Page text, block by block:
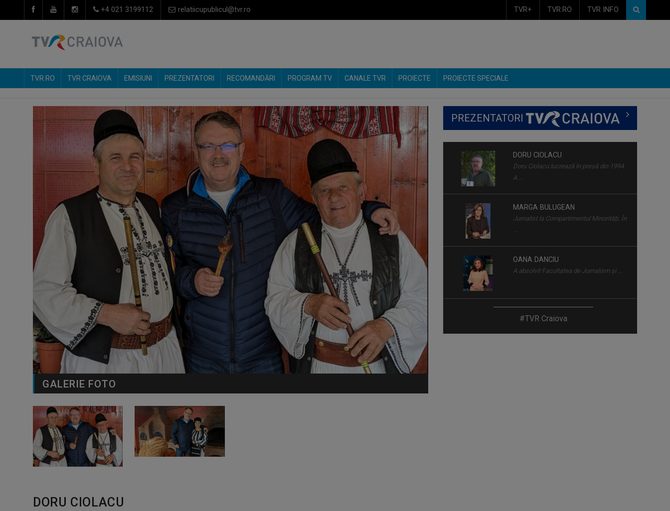
+4 021 3199112 relatiicupublicul@tvr.ro TVR+ TVR.RO TVR INFO
TVR.RO TVR CRAIOVA EMISIUNI PREZENTATORI RECOMANDĂRI PROGRAM TV CANALE TVR PROIECTE PROIECTE SPECIALE
GALERIE FOTO
DORU CIOLACU
PREZENTATORI
DORU CIOLACU
Doru Ciolacu lucrează în presă din 1994.
A ...
MARGA BULUGEAN
Jurnalist la Compartimentul Minorități. În
OANA DANCIU
A absolvit Facultatea de Jurnalism și ...
Adriana Obrocea prezintă "Telejurnal
Regional".
#TVR Craiova